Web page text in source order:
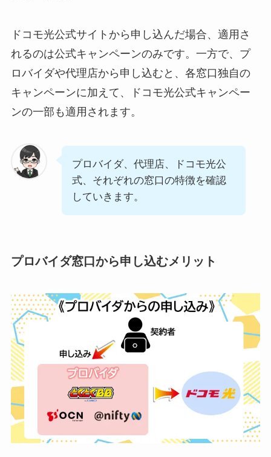
ドコモ光公式サイトから申し込んだ場合、適用さ
れるのは公式キャンペーンのみです。一方で、プ
ロバイダや代理店から申し込むと、各窓口独自の
キャンペーンに加えて、ドコモ光公式キャンペー
ンの一部も適用されます。
プロバイダ、代理店、ドコモ光公
式、それぞれの窓口の特徴を確認
していきます。
プロバイダ窓口から申し込むメリット